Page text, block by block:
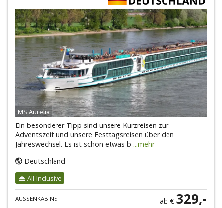
MS Aurelia
Ein besonderer Tipp sind unsere Kurzreisen zur
Adventszeit und unsere Festtagsreisen über den
Jahreswechsel. Es ist schon etwas b ...mehr
Deutschland
All-Inclusive
AUSSENKABINE ab €329,-